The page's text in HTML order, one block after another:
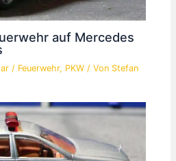
auf Mercedes
/ Feuerwehr, PKW / Von Stefan